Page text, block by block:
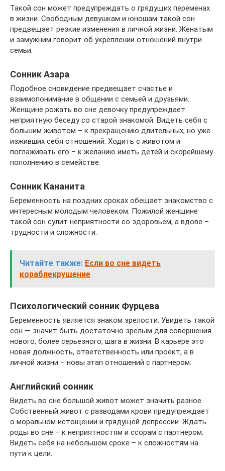
Такой сон может предупреждать о грядущих переменах
в жизни. Свободным девушкам и юношам такой сон
предвещает резкие изменения в личной жизни. Женатым
и замужним говорит об укреплении отношений внутри
семьи.
Сонник Азара
Подобное сновидение предвещает счастье и
взаимопонимание в общении с семьей и друзьями.
Женщине рожать во сне девочку предупреждает
неприятную беседу со старой знакомой. Видеть себя с
большим животом – к прекращению длительных, но уже
изживших себя отношений. Ходить с животом и
поглаживать его – к желанию иметь детей и скорейшему
пополнению в семействе.
Сонник Кананита
Беременность на поздних сроках обещает знакомство с
интересным молодым человеком. Пожилой женщине
такой сон сулит неприятности со здоровьем, а вдове –
трудности и сложности.
Читайте также: Если во сне видеть
кораблекрушение
Психологический сонник Фурцева
Беременность является знаком зрелости. Увидеть такой
сон — значит быть достаточно зрелым для совершения
нового, более серьезного, шага в жизни. В карьере это
новая должность, ответственность или проект, а в
личной жизни – новы этап отношений с партнером.
Английский сонник
Видеть во сне большой живот может значить разное.
Собственный живот с разводами крови предупреждает
о моральном истощении и грядущей депрессии. Ждать
роды во сне – к неприятностям и ссорам с партнером.
Видеть себя на небольшом сроке – к сложностям на
пути к цели.